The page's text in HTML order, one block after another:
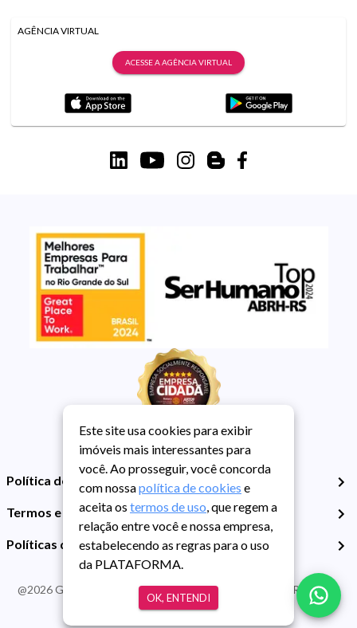
AGÊNCIA VIRTUAL
ACESSE A AGÊNCIA VIRTUAL
Política de Privacidade
Termos e Condições de Uso
Políticas de Cookies
@2026Guarida Imóvel. Todos os direitos reservados. CRECI RS -
413J | CNPJ Guarida: 89.398.606/0001-30
Este site usa cookies para exibir
imóveis mais interessantes para
você. Ao prosseguir, você concorda
com nossapolítica de cookies e
aceita os termos de uso, que regem a
relação entre você e nossa empresa,
estabelecendo as regras para o uso
da PLATAFORMA.
OK, ENTENDI